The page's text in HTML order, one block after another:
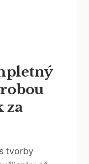
za
tvorby